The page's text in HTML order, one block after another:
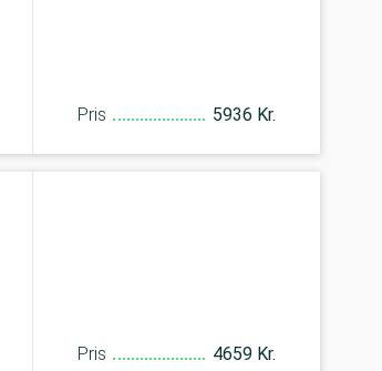
Pris 5936 Kr.
Pris 4659 Kr.